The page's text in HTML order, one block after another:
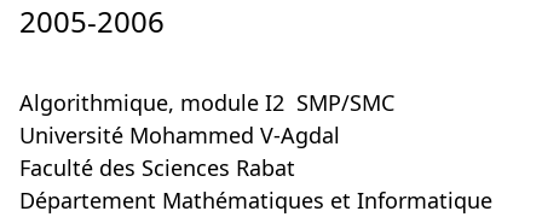
2005-2006
Algorithmique, module I2 SMP/SMC
Université Mohammed V-Agdal
Faculté des Sciences Rabat
Département Mathématiques et Informatique